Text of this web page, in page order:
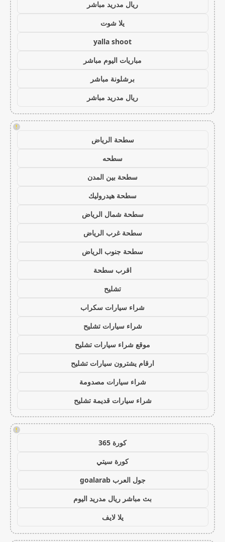
ريال مدريد مباشر
يلا شوت
yalla shoot
مباريات اليوم مباشر
برشلونة مباشر
ريال مدريد مباشر
!
سطحة الرياض
سطحه
سطحة بين المدن
سطحة هيدروليك
سطحة شمال الرياض
سطحة غرب الرياض
سطحة جنوب الرياض
اقرب سطحة
تشليح
شراء سيارات سكراب
شراء سيارات تشليح
موقع شراء سيارات تشليح
ارقام يشترون سيارات تشليح
شراء سيارات مصدومة
شراء سيارات قديمة تشليح
!
كورة 365
كورة سيتي
جول العرب goalarab
بث مباشر ريال مدريد اليوم
يلا لايف